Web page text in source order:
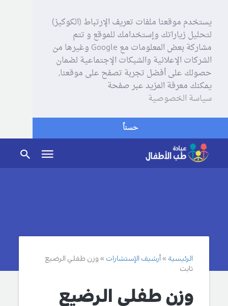
يستخدم موقعنا ملفات تعريف الإرتباط (الكوكيز)
لتحليل زياراتك وإستخدامك للموقع و تتم
مشاركة بعض المعلومات مع Google وغيرها من
الشركات الإعلانية والشبكات الإجتماعية لضمان
حصولك على أفضل تجربة تصفح على موقعنا,
يمكنك معرفة المزيد عبر صفحة
سياسة الخصوصية
حسناً
الرئيسية أرشيف الإستشارات
وزن طفلي الرضيع
ثابت
وزن طفلي الرضيع